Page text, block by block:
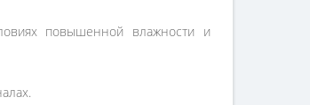
повышенной влажности и